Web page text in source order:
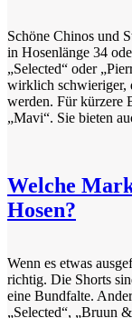
Schöne Chinos und
in Hosenlänge 34
„Selected“ oder
wirklich schwieriger,
werden. Für kürzere
„Mavi“. Sie bieten
Welche
Hosen?
Wenn es etwas
richtig. Die Shorts
eine Bundfalte.
„Selected“, „Bruun